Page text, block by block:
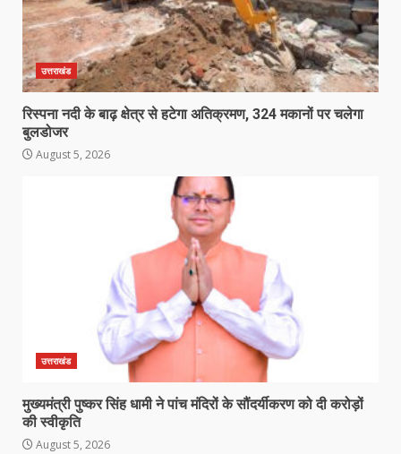
उत्तराखंड
रिस्पना नदी के बाढ़ क्षेत्र से हटेगा अतिक्रमण, 324 मकानों पर चलेगा
बुलडोजर
August 5, 2026
उत्तराखंड
मुख्यमंत्री पुष्कर सिंह धामी ने पांच मंदिरों के सौंदर्यीकरण को दी करोड़ों
की स्वीकृति
August 5, 2026